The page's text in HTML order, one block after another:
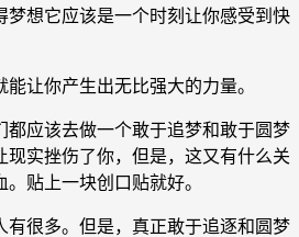
想它应该是一个时刻让你感受到快
让你产生出无比强大的力量。
应该去做一个敢于追梦和敢于圆梦
现实挫伤了你，但是，这又有什么关
贴上一块创口贴就好。
很多。但是，真正敢于追逐和圆梦